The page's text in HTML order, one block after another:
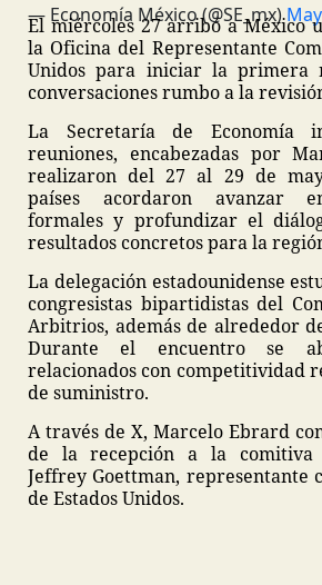
— Economía México (@SE_mx)
El miércoles 27 arribó a México
la Oficina del Representante
Unidos para iniciar la primera
conversaciones rumbo a la
La Secretaría de Economía
reuniones, encabezadas por
realizaron del 27 al 29 de
países acordaron avanzar
formales y profundizar el
resultados concretos para la
La delegación estadounidense
congresistas bipartidistas del
Arbitrios, además de alrededor
Durante el encuentro se
relacionados con competitividad
de suministro.
A través de X, Marcelo Ebrard
de la recepción a la comitiva
Jeffrey Goettman, representante
de Estados Unidos.